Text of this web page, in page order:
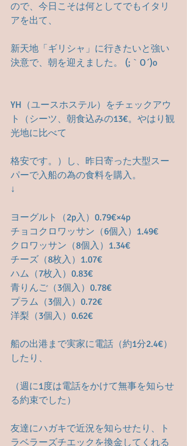
ので、今日こそは何としてでもイタリ
アを出て、
新天地「ギリシャ」に行きたいと強い
決意で、朝を迎えました。 (;｀O´)o
YH（ユースホステル）をチェックアウ
ト（シーツ、朝食込みの13€。やはり観
光地に比べて
格安です。）し、昨日寄った大型スー
パーで入船の為の食料を購入。
↓
ヨーグルト（2p入）0.79€×4p
チョコクロワッサン（6個入）1.49€
クロワッサン（8個入）1.34€
チーズ（8枚入）1.07€
ハム（7枚入）0.83€
青りんご（3個入）0.78€
プラム（3個入）0.72€
洋梨（3個入）0.62€
船の出港まで実家に電話（約1分2.4€）
したり、
（週に1度は電話をかけて無事を知らせ
る約束でした）
友達にハガキで近況を知らせたり、ト
ラベラーズチエックを換金してくれる